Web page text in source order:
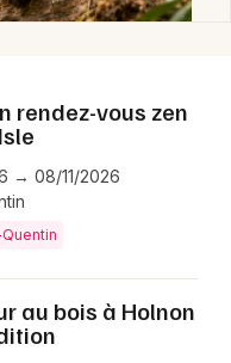
rendez-vous zen
→ 08/11/2026
au bois à Holnon